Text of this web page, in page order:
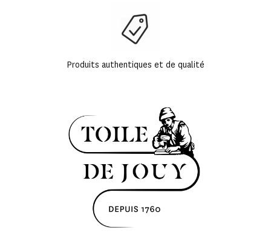
Produits authentiques et de qualité